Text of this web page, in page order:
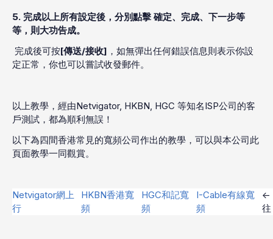
5. 完成以上所有設定後，分別點擊 確定、完成、下一步等
等，則大功告成。
完成後可按[傳送/接收] ，如無彈出任何錯誤信息則表示你設
定正常，你也可以嘗試收發郵件。
以上教學，經由Netvigator, HKBN, HGC 等知名ISP公司的客
戶測試，都為順利無誤！
以下為四間香港常見的寬頻公司作出的教學，可以與本公司此
頁面教學一同觀賞。
Netvigator網上
行
HKBN香港寬
頻
HGC和記寬
頻
I-Cable有線寬
頻
<-
往